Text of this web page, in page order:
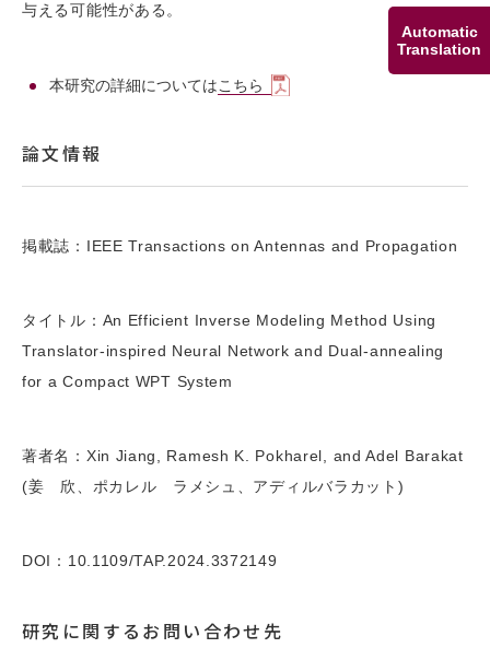
Automatic
Translation
与える可能性がある。
本研究の詳細についてはこちら
論文情報
掲載誌：IEEE Transactions on Antennas and Propagation
タイトル：An Efficient Inverse Modeling Method Using
Translator-inspired Neural Network and Dual-annealing
for a Compact WPT System
著者名：Xin Jiang, Ramesh K. Pokharel, and Adel Barakat
(姜 欣、ポカレル ラメシュ、アディルバラカット)
DOI：10.1109/TAP.2024.3372149
研究に関するお問い合わせ先